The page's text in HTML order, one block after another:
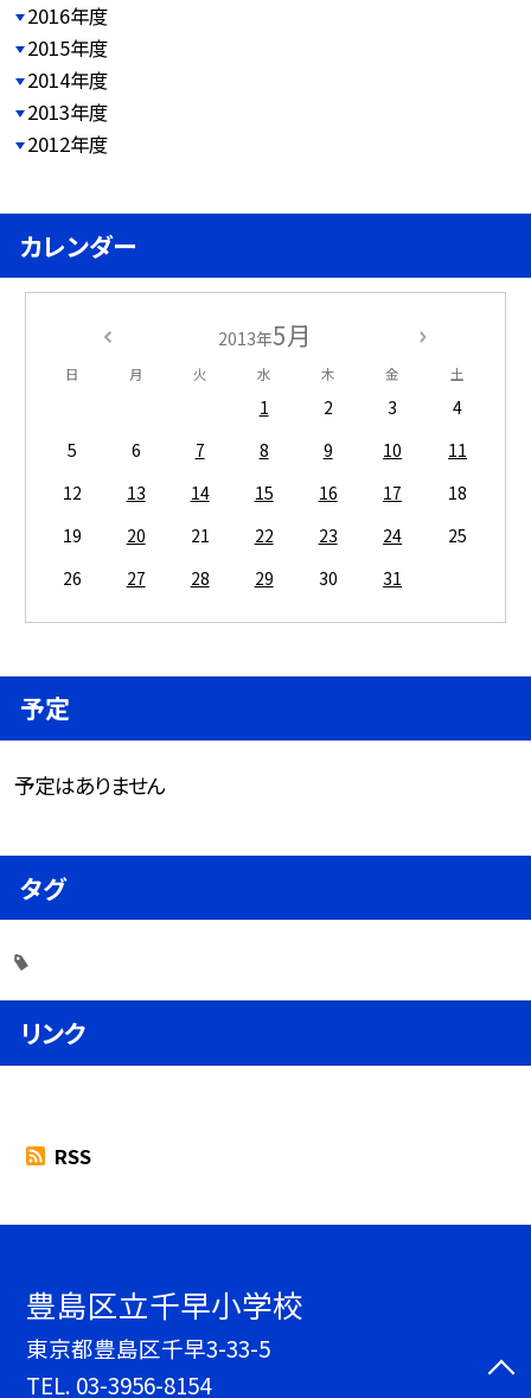
2016年度
2015年度
2014年度
2013年度
2012年度
カレンダー
2013年5月
日 月 火 水 木 金 土
1 2 3
4
5
6 7 8 9 10
11
12
13 14 15 16 17
18
19
20 21 22 23 24
25
26
27 28 29 30 31
予定
予定はありません
タグ
リンク
RSS
豊島区立千早小学校
東京都豊島区千早3-33-5
TEL. 03-3956-8154